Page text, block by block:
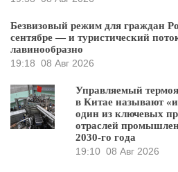
Безвизовый режим для граждан
сентябре — и туристический
лавинообразно
19:18 08 Авг 2026
Управляемый
в Китае называют
один из ключевых
отраслей
2030-го года
19:10 08 Авг 2026